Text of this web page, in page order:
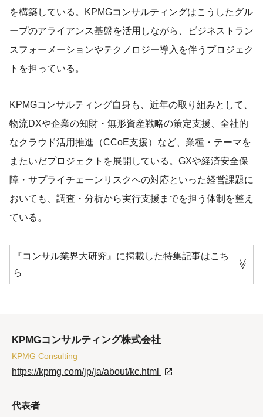
を構築している。KPMGコンサルティングはこうしたグル
ープのアライアンス基盤を活用しながら、ビジネストラン
スフォーメーションやテクノロジー導入を伴うプロジェク
トを担っている。
KPMGコンサルティング自身も、近年の取り組みとして、
物流DXや企業の知財・無形資産戦略の策定支援、全社的
なクラウド活用推進（CCoE支援）など、業種・テーマを
またいだプロジェクトを展開している。GXや経済安全保
障・サプライチェーンリスクへの対応といった経営課題に
おいても、調査・分析から実行支援までを担う体制を整え
ている。
『コンサル業界大研究』に掲載した特集記事はこち
ら
≫
KPMGコンサルティング株式会社
KPMG Consulting
https://kpmg.com/jp/ja/about/kc.html
代表者